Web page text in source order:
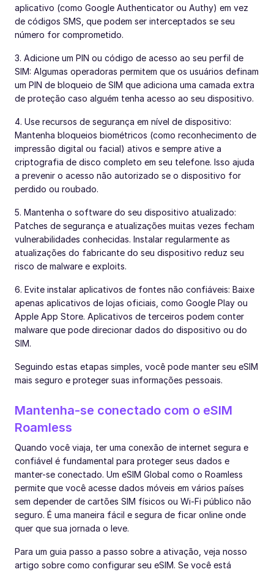
aplicativo (como Google Authenticator ou Authy) em vez
de códigos SMS, que podem ser interceptados se seu
número for comprometido.
3. Adicione um PIN ou código de acesso ao seu perfil de
SIM: Algumas operadoras permitem que os usuários definam
um PIN de bloqueio de SIM que adiciona uma camada extra
de proteção caso alguém tenha acesso ao seu dispositivo.
4. Use recursos de segurança em nível de dispositivo:
Mantenha bloqueios biométricos (como reconhecimento de
impressão digital ou facial) ativos e sempre ative a
criptografia de disco completo em seu telefone. Isso ajuda
a prevenir o acesso não autorizado se o dispositivo for
perdido ou roubado.
5. Mantenha o software do seu dispositivo atualizado:
Patches de segurança e atualizações muitas vezes fecham
vulnerabilidades conhecidas. Instalar regularmente as
atualizações do fabricante do seu dispositivo reduz seu
risco de malware e exploits.
6. Evite instalar aplicativos de fontes não confiáveis: Baixe
apenas aplicativos de lojas oficiais, como Google Play ou
Apple App Store. Aplicativos de terceiros podem conter
malware que pode direcionar dados do dispositivo ou do
SIM.
Seguindo estas etapas simples, você pode manter seu eSIM
mais seguro e proteger suas informações pessoais.
Mantenha-se conectado com o eSIM
Roamless
Quando você viaja, ter uma conexão de internet segura e
confiável é fundamental para proteger seus dados e
manter-se conectado. Um eSIM Global como o Roamless
permite que você acesse dados móveis em vários países
sem depender de cartões SIM físicos ou Wi-Fi público não
seguro. É uma maneira fácil e segura de ficar online onde
quer que sua jornada o leve.
Para um guia passo a passo sobre a ativação, veja nosso
artigo sobre como configurar seu eSIM. Se você está